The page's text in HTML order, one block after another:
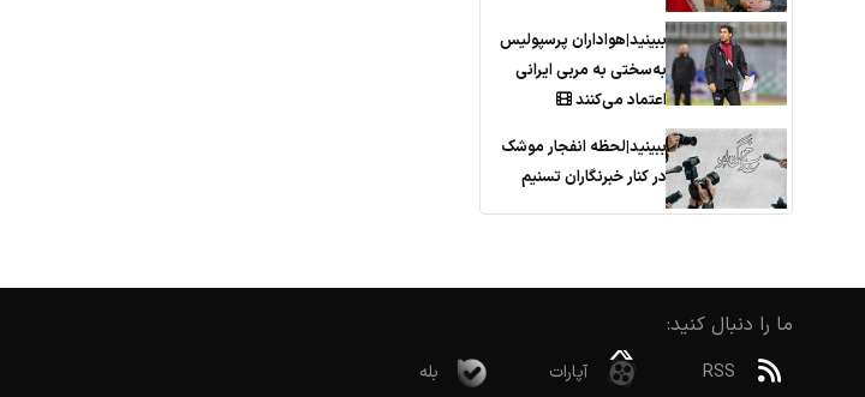
ببینید|هواداران پرسپولیس
به‌سختی به مربی ایرانی
اعتماد می‌کنند
ببینید|لحظه انفجار موشک‌
در کنار خبرنگاران تسنیم
ما را دنبال کنید:
RSS آپارات بله